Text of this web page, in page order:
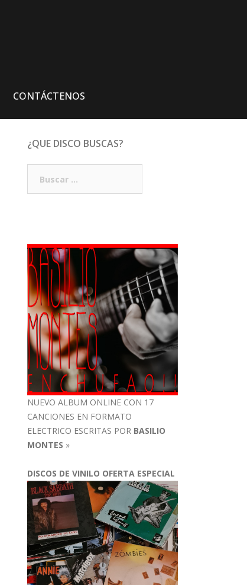
CONTÁCTENOS
¿QUE DISCO BUSCAS?
NUEVO ALBUM ONLINE CON 17
CANCIONES EN FORMATO
ELECTRICO ESCRITAS POR BASILIO
MONTES »
DISCOS DE VINILO OFERTA ESPECIAL